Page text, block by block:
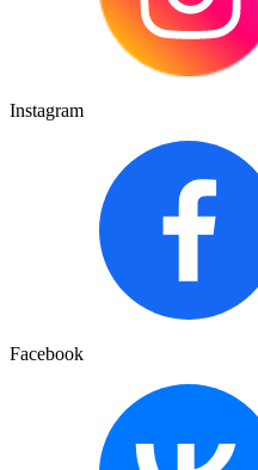
Instagram
Facebook